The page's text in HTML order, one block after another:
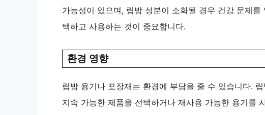
가능성이 있으며, 립밤 성분이 소화될 경우 건강 문제
택하고 사용하는 것이 중요합니다.
환경 영향
립밤 용기나 포장재는 환경에 부담을 줄 수 있습니다.
지속 가능한 제품을 선택하거나 재사용 가능한 용기를